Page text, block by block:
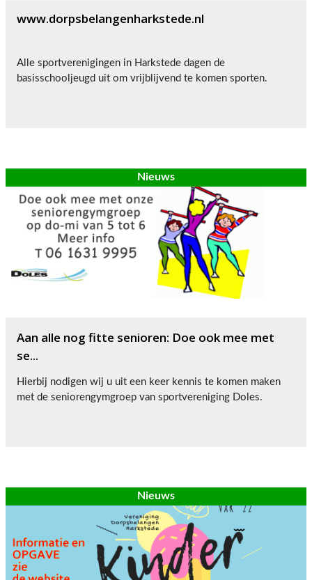
Nieuws
Nieuws
Aan alle nog fitte senioren: Doe ook mee met
se...
Hierbij nodigen wij u uit een keer kennis te komen maken
met de seniorengymgroep van sportvereniging Doles.
www.dorpsbelangenharkstede.nl
Alle sportverenigingen in Harkstede dagen de
basisschooljeugd uit om vrijblijvend te komen sporten.